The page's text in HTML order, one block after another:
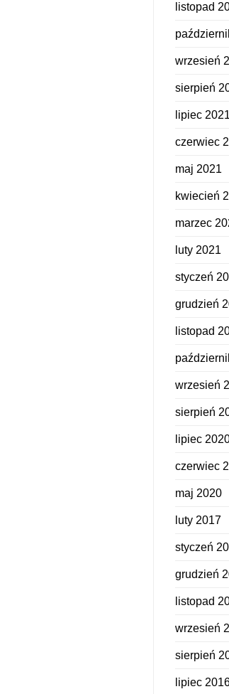
listopad
wrzesień
sierpień
lipiec 2021
czerwiec
maj 2021
kwiecień
marzec
luty 2021
styczeń
grudzień
listopad
wrzesień
sierpień
lipiec
czerwiec
maj 2020
luty 2017
styczeń
grudzień
listopad
wrzesień
sierpień
lipiec